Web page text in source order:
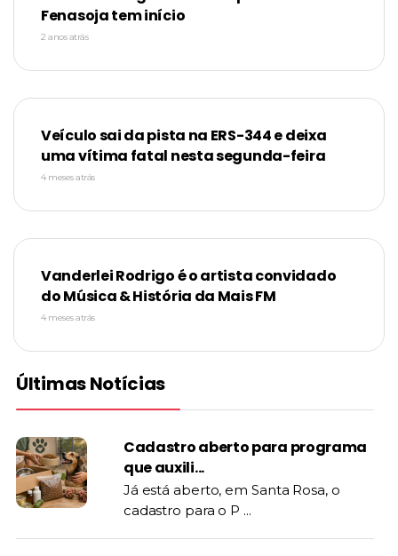
Fenasoja tem início
2 anos atrás
Veículo sai da pista na ERS-344 e deixa
uma vítima fatal nesta segunda-feira
4 meses atrás
Vanderlei Rodrigo é o artista convidado
do Música & História da Mais FM
4 meses atrás
Últimas Notícias
Cadastro aberto para programa
que auxili...
Já está aberto, em Santa Rosa, o
cadastro para o P ...